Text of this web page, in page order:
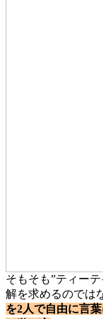
そもそも”ティー
解を求めるのでは
を2人で自由に言